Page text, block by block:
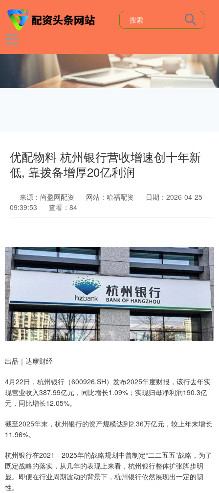
优配物料 杭州银行营收增速创十年新
低, 靠拨备增厚20亿利润
来源：尚盈网配资 网站：哈福配资
日期：2026-04-25
09:39:53
查看：84
出品｜达摩财经
4月22日，杭州银行（600926.SH）发布2025年度财报，该行去年实
现营业收入387.99亿元，同比增长1.09%；实现归母净利润190.3亿
元，同比增长12.05%。
截至2025年末，杭州银行的资产规模达到2.36万亿元，较上年末增长
11.96%。
杭州银行在2021—2025年的战略规划中曾制定“二二五五”战略，为了
既定战略的落实，从几年的表现上来看，杭州银行整体扩张脚步明
显。即便在行业周期波动的背景下，杭州银行依然展现出一定的韧
性。